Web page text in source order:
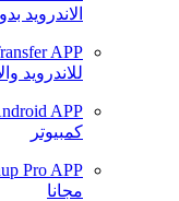
الاندرويد
APP
للاندرويد
APP
كمبيوتر
Pro APP
مجانا